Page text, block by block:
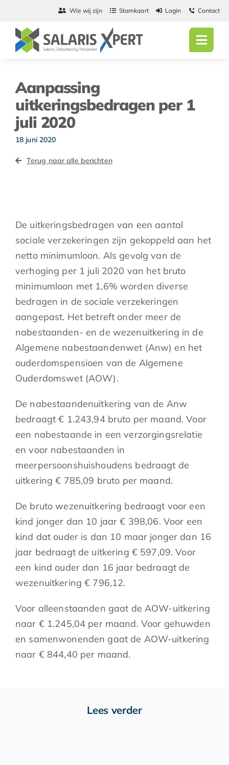
inhoud
Wie wij zijn Stamkaart Login Contact
Aanpassing
uitkeringsbedragen per 1
juli 2020
18 juni 2020
Terug naar alle berichten
De uitkeringsbedragen van een aantal
sociale verzekeringen zijn gekoppeld aan het
netto minimumloon. Als gevolg van de
verhoging per 1 juli 2020 van het bruto
minimumloon met 1,6% worden diverse
bedragen in de sociale verzekeringen
aangepast. Het betreft onder meer de
nabestaanden- en de wezenuitkering in de
Algemene nabestaandenwet (Anw) en het
ouderdomspensioen van de Algemene
Ouderdomswet (AOW).
De nabestaandenuitkering van de Anw
bedraagt € 1.243,94 bruto per maand. Voor
een nabestaande in een verzorgingsrelatie
en voor nabestaanden in
meerpersoonshuishoudens bedraagt de
uitkering € 785,09 bruto per maand.
De bruto wezenuitkering bedraagt voor een
kind jonger dan 10 jaar € 398,06. Voor een
kind dat ouder is dan 10 maar jonger dan 16
jaar bedraagt de uitkering € 597,09. Voor
een kind ouder dan 16 jaar bedraagt de
wezenuitkering € 796,12.
Voor alleenstaanden gaat de AOW-uitkering
naar € 1.245,04 per maand. Voor gehuwden
en samenwonenden gaat de AOW-uitkering
naar € 844,40 per maand.
Lees verder